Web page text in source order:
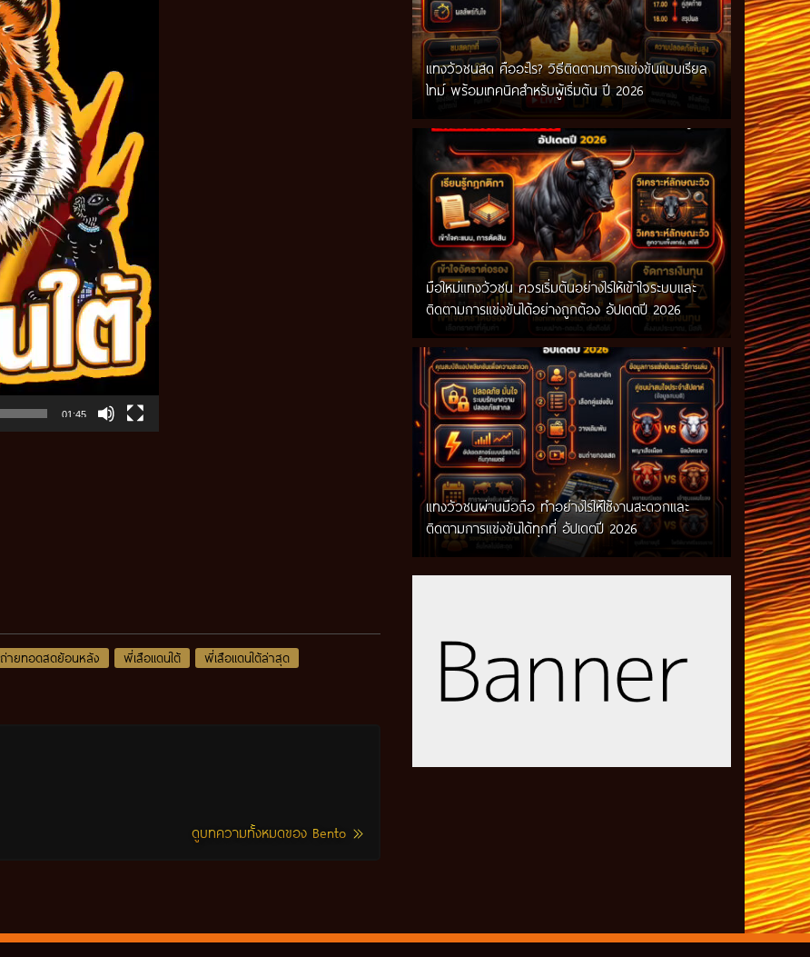
01:45
ถ่ายทอดสดย้อนหลัง พี่เสือแดนใต้
พี่เสือแดนใต้ล่าสุด
ดูบทความทั้งหมดของ Bento
แทงวัวชนสด คืออะไร? วิธีติดตามการแข่งขันแบบเรียล
ไทม์ พร้อมเทคนิคสำหรับผู้เริ่มต้น ปี 2026
มือใหม่แทงวัวชน ควรเริ่มต้นอย่างไรให้เข้าใจระบบและ
ติดตามการแข่งขันได้อย่างถูกต้อง อัปเดตปี 2026
แทงวัวชนผ่านมือถือ ทำอย่างไรให้ใช้งานสะดวกและ
ติดตามการแข่งขันได้ทุกที่ อัปเดตปี 2026